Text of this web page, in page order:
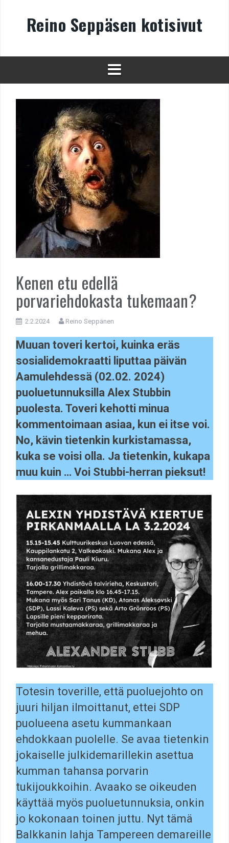
Reino Seppäsen kotisivut
Kenen etu edellä
porvariehdokasta tukemaan?
2.2.2024 Reino Seppänen
Muuan toveri kertoi, kuinka eräs
sosialidemokraatti liputtaa päivän
Aamulehdessä (02.02. 2024)
puoluetunnuksilla Alex Stubbin
puolesta. Toveri kehotti minua
kommentoimaan asiaa, kun ei itse voi.
No, kävin tietenkin kurkistamassa,
kuka se voisi olla. Ja tietenkin, kukapa
muu kuin … Voi Stubbi-herran pieksut!
Totesin toverille, että puoluejohto on
juuri hiljan ilmoittanut, ettei SDP
puolueena asetu kummankaan
ehdokkaan puolelle. Se avaa tietenkin
jokaiselle julkidemarillekin asettua
kumman tahansa porvarin
tukijoukkoihin. Avaako se oikeuden
käyttää myös puoluetunnuksia, onkin
jo kokonaan toinen juttu. Nyt tämä
Balkkanin lahja Tampereen demareille